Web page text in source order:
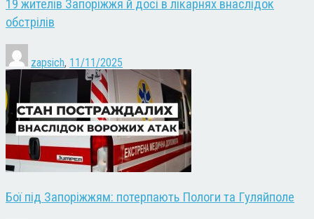
19 жителів Запоріжжя й досі в лікарнях внаслідок
обстрілів
zapsich, 11/11/2025
Бої під Запоріжжям: потерпають Пологи та Гуляйполе